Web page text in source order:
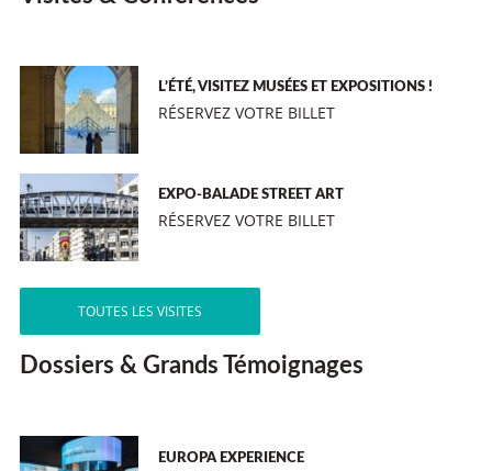
L’ÉTÉ, VISITEZ MUSÉES ET EXPOSITIONS !
RÉSERVEZ VOTRE BILLET
EXPO-BALADE STREET ART
RÉSERVEZ VOTRE BILLET
TOUTES LES VISITES
Dossiers & Grands Témoignages
EUROPA EXPERIENCE